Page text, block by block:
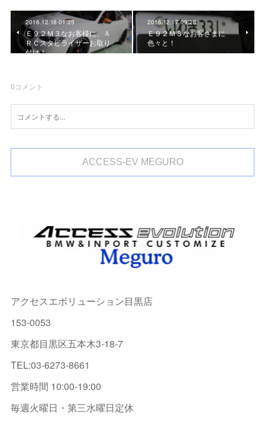
2016.12.18 01:25
Ｅ９２Ｍ３なお客様に、Ａ
ＲＣスタビライザーお取り
付け！
2016.12.17 09:28
Ｅ９２Ｍ３なお客さまに
色々と！
0コメント
ACCESS-EV MEGURO
アクセスエボリューション目黒店
153-0053
東京都目黒区五本木3-18-7
TEL:03-6273-8661
営業時間 10:00-19:00
毎週火曜日・第三水曜日定休